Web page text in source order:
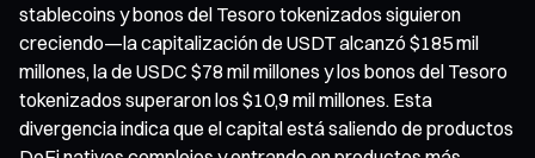
stablecoins y bonos del Tesoro tokenizados siguieron
creciendo—la capitalización de USDT alcanzó $185 mil
millones, la de USDC $78 mil millones y los bonos del Tesoro
tokenizados superaron los $10,9 mil millones. Esta
divergencia indica que el capital está saliendo de productos